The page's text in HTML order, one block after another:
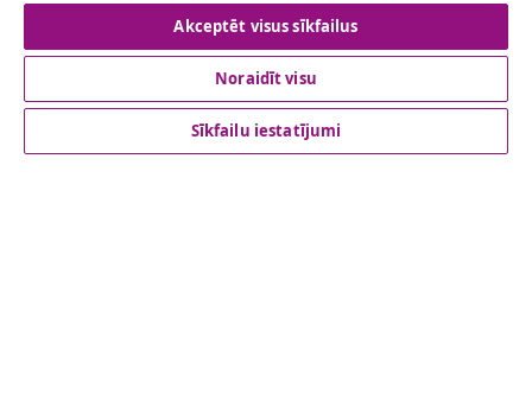
Atteikties no līguma
klientu apkalpoanaš
Akceptēt visus sīkfailus
Noraidīt visu
Sīkfailu iestatījumi